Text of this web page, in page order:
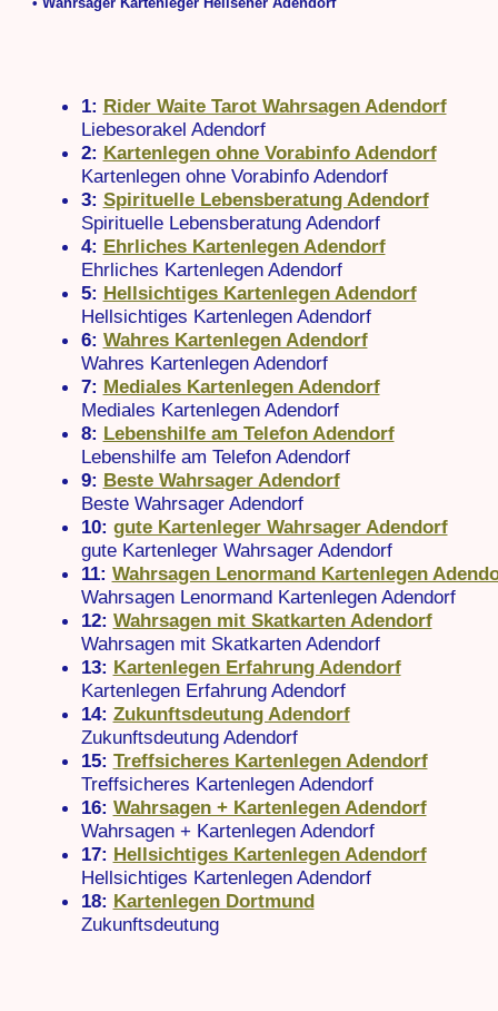
1: Rider Waite Tarot Wahrsagen Adendorf
Liebesorakel Adendorf
2: Kartenlegen ohne Vorabinfo Adendorf
Kartenlegen ohne Vorabinfo Adendorf
3: Spirituelle Lebensberatung Adendorf
Spirituelle Lebensberatung Adendorf
4: Ehrliches Kartenlegen Adendorf
Ehrliches Kartenlegen Adendorf
5: Hellsichtiges Kartenlegen Adendorf
Hellsichtiges Kartenlegen Adendorf
6: Wahres Kartenlegen Adendorf
Wahres Kartenlegen Adendorf
7: Mediales Kartenlegen Adendorf
Mediales Kartenlegen Adendorf
8: Lebenshilfe am Telefon Adendorf
Lebenshilfe am Telefon Adendorf
9: Beste Wahrsager Adendorf
Beste Wahrsager Adendorf
10: gute Kartenleger Wahrsager Adendorf
gute Kartenleger Wahrsager Adendorf
11: Wahrsagen Lenormand Kartenlegen
Wahrsagen Lenormand Kartenlegen Adendorf
12: Wahrsagen mit Skatkarten Adendorf
Wahrsagen mit Skatkarten Adendorf
13: Kartenlegen Erfahrung Adendorf
Kartenlegen Erfahrung Adendorf
14: Zukunftsdeutung Adendorf
Zukunftsdeutung Adendorf
15: Treffsicheres Kartenlegen Adendorf
Treffsicheres Kartenlegen Adendorf
16: Wahrsagen + Kartenlegen Adendorf
Wahrsagen + Kartenlegen Adendorf
17: Hellsichtiges Kartenlegen Adendorf
Hellsichtiges Kartenlegen Adendorf
18: Kartenlegen Dortmund
Zukunftsdeutung